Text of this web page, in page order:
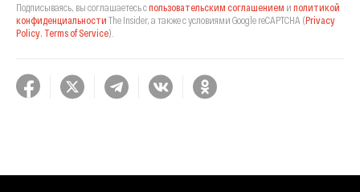
Подписываясь, вы соглашаетесь спользовательским соглашением и политикой
конфиденциальности The Insider, а также с условиями Google reCAPTCHA (Privacy
Policy, Terms of Service).